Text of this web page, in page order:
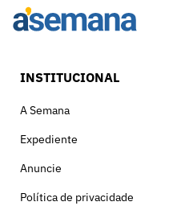
INSTITUCIONAL
A Semana
Expediente
Anuncie
Política de privacidade